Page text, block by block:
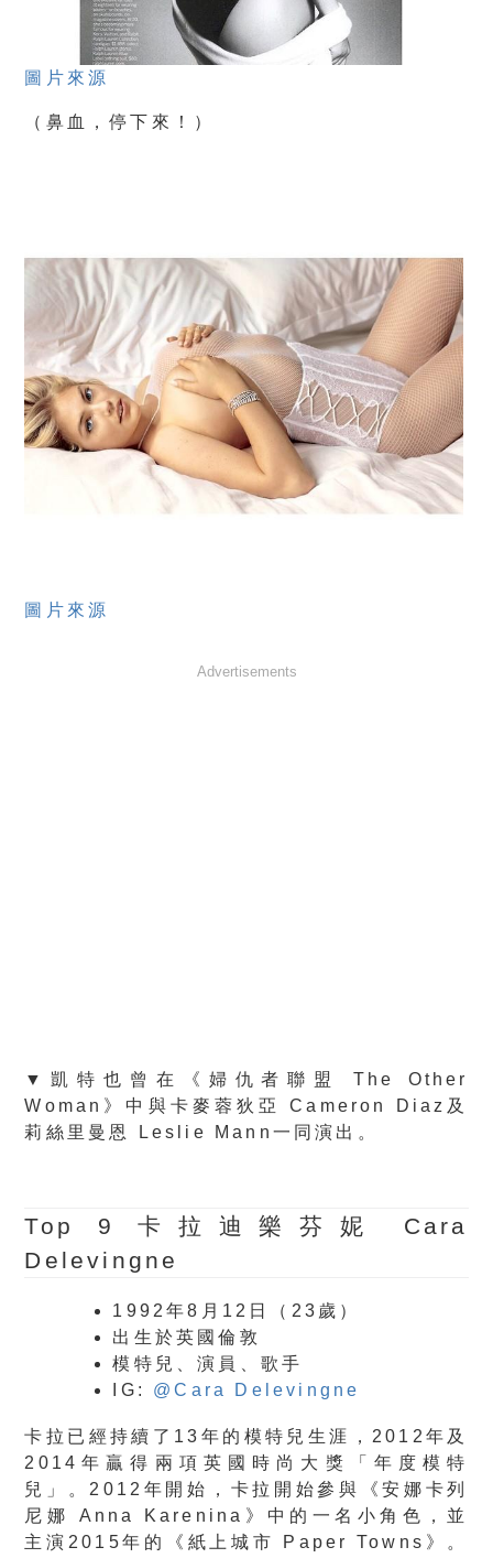
圖片來源
（鼻血，停下來！）
圖片來源
Advertisements
▼凱特也曾在《婦仇者聯盟 The Other
Woman》中與卡麥蓉狄亞 Cameron Diaz及
莉絲里曼恩 Leslie Mann一同演出。
Top 9
卡拉迪樂芬妮 Cara
Delevingne
1992年8月12日（23歲）
出生於英國倫敦
模特兒、演員、歌手
IG: @Cara Delevingne
卡拉已經持續了13年的模特兒生涯，2012年及
2014年贏得兩項英國時尚大獎「年度模特
兒」。2012年開始，卡拉開始參與《安娜卡列
尼娜 Anna Karenina》中的一名小角色，並
主演2015年的《紙上城市 Paper Towns》。